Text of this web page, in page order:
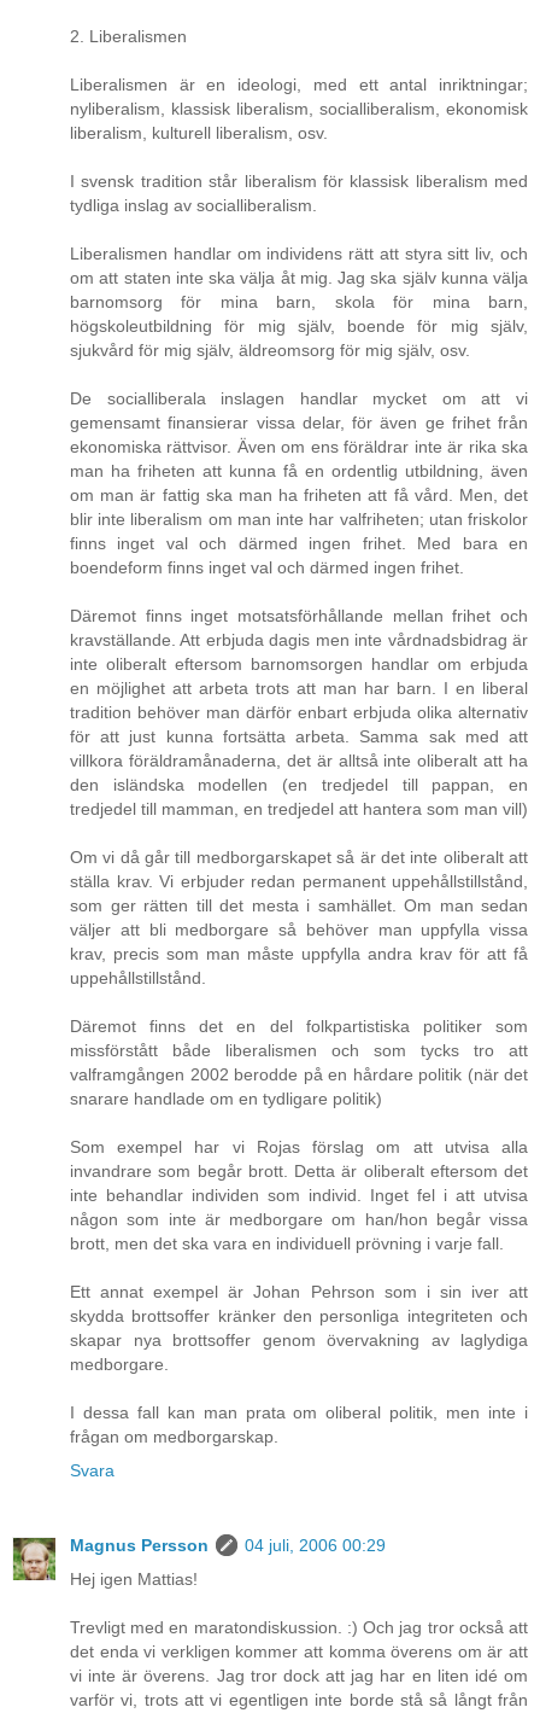
2. Liberalismen
Liberalismen är en ideologi, med ett antal inriktningar;
nyliberalism, klassisk liberalism, socialliberalism, ekonomisk
liberalism, kulturell liberalism, osv.
I svensk tradition står liberalism för klassisk liberalism med
tydliga inslag av socialliberalism.
Liberalismen handlar om individens rätt att styra sitt liv, och
om att staten inte ska välja åt mig. Jag ska själv kunna välja
barnomsorg för mina barn, skola för mina barn,
högskoleutbildning för mig själv, boende för mig själv,
sjukvård för mig själv, äldreomsorg för mig själv, osv.
De socialliberala inslagen handlar mycket om att vi
gemensamt finansierar vissa delar, för även ge frihet från
ekonomiska rättvisor. Även om ens föräldrar inte är rika ska
man ha friheten att kunna få en ordentlig utbildning, även
om man är fattig ska man ha friheten att få vård. Men, det
blir inte liberalism om man inte har valfriheten; utan friskolor
finns inget val och därmed ingen frihet. Med bara en
boendeform finns inget val och därmed ingen frihet.
Däremot finns inget motsatsförhållande mellan frihet och
kravställande. Att erbjuda dagis men inte vårdnadsbidrag är
inte oliberalt eftersom barnomsorgen handlar om erbjuda
en möjlighet att arbeta trots att man har barn. I en liberal
tradition behöver man därför enbart erbjuda olika alternativ
för att just kunna fortsätta arbeta. Samma sak med att
villkora föräldramånaderna, det är alltså inte oliberalt att ha
den isländska modellen (en tredjedel till pappan, en
tredjedel till mamman, en tredjedel att hantera som man vill)
Om vi då går till medborgarskapet så är det inte oliberalt att
ställa krav. Vi erbjuder redan permanent uppehållstillstånd,
som ger rätten till det mesta i samhället. Om man sedan
väljer att bli medborgare så behöver man uppfylla vissa
krav, precis som man måste uppfylla andra krav för att få
uppehållstillstånd.
Däremot finns det en del folkpartistiska politiker som
missförstått både liberalismen och som tycks tro att
valframgången 2002 berodde på en hårdare politik (när det
snarare handlade om en tydligare politik)
Som exempel har vi Rojas förslag om att utvisa alla
invandrare som begår brott. Detta är oliberalt eftersom det
inte behandlar individen som individ. Inget fel i att utvisa
någon som inte är medborgare om han/hon begår vissa
brott, men det ska vara en individuell prövning i varje fall.
Ett annat exempel är Johan Pehrson som i sin iver att
skydda brottsoffer kränker den personliga integriteten och
skapar nya brottsoffer genom övervakning av laglydiga
medborgare.
I dessa fall kan man prata om oliberal politik, men inte i
frågan om medborgarskap.
Svara
Magnus Persson
04 juli, 2006 00:29
Hej igen Mattias!
Trevligt med en maratondiskussion. :) Och jag tror också att
det enda vi verkligen kommer att komma överens om är att
vi inte är överens. Jag tror dock att jag har en liten idé om
varför vi, trots att vi egentligen inte borde stå så långt från